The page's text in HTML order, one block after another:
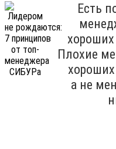
Есть
Плохие
а не